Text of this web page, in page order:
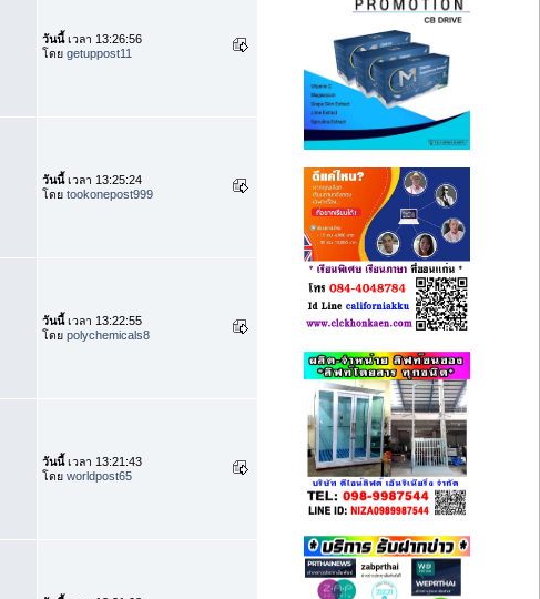
วันนี้เวลา 13:26:56
โดย getuppost11
วันนี้เวลา 13:25:24
โดย tookonepost999
วันนี้เวลา 13:22:55
โดย polychemicals8
วันนี้เวลา 13:21:43
โดย worldpost65